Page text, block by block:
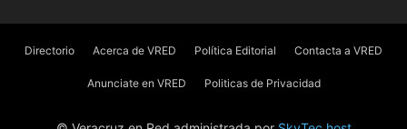
Directorio Acerca de VRED Política Editorial Contacta a VRED
Anunciate en VRED Politicas de Privacidad